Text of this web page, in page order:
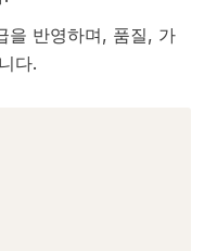
을 반영하며, 품질, 가
다.